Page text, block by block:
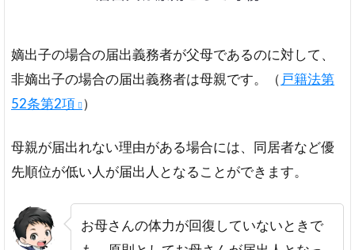
嫡出子の場合の届出義務者が父母であるのに対して、
非嫡出子の場合の届出義務者は母親です。（ 戸籍法第
52条第2項
）
母親が届出れない理由がある場合には、同居者など優
先順位が低い人が届出人となることができます。
お母さんの体力が回復していないときで